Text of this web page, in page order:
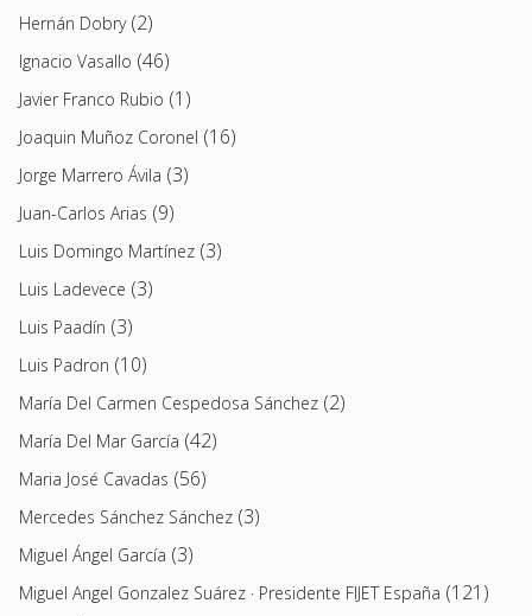
Hernán Dobry(2)
Ignacio Vasallo (46)
Javier Franco Rubio (1)
Joaquin Muñoz Coronel (16)
Jorge Marrero Ávila (3)
Juan-Carlos Arias (9)
Luis Domingo Martínez (3)
Luis Ladevece (3)
Luis Paadín (3)
Luis Padron (10)
María Del Carmen Cespedosa Sánchez (2)
María Del Mar García (42)
Maria José Cavadas (56)
Mercedes Sánchez Sánchez (3)
Miguel Ángel García (3)
Miguel Angel Gonzalez Suárez · Presidente FIJET España (121)